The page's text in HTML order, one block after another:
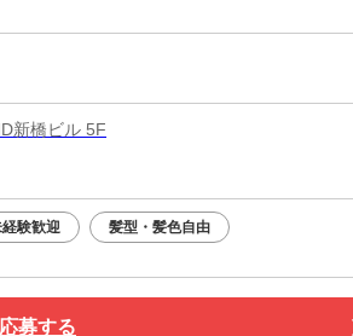
新橋ビル 5F
験歓迎 髪型・髪色自由
募する